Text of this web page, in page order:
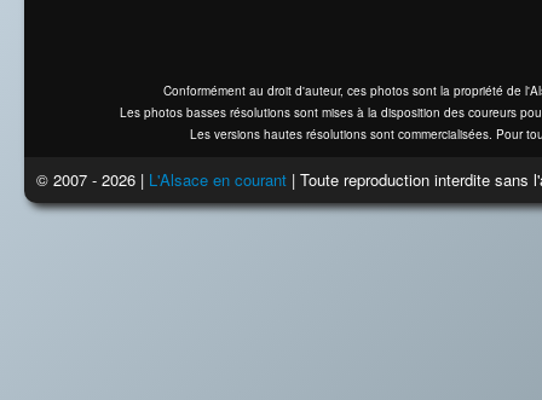
Conformément au droit d'auteur, ces photos sont la propriété de
Les photos basses résolutions sont mises à la disposition des coureurs
Les versions hautes résolutions sont commercialisées. Pour
© 2007 - 2026 | L'Alsace en courant | Toute reproduction interdite sans